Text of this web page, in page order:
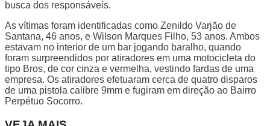
busca dos responsáveis.
As vítimas foram identificadas como Zenildo Varjão de
Santana, 46 anos, e Wilson Marques Filho, 53 anos. Ambos
estavam no interior de um bar jogando baralho, quando
foram surpreendidos por atiradores em uma motocicleta do
tipo Bros, de cor cinza e vermelha, vestindo fardas de uma
empresa. Os atiradores efetuaram cerca de quatro disparos
de uma pistola calibre 9mm e fugiram em direção ao Bairro
Perpétuo Socorro.